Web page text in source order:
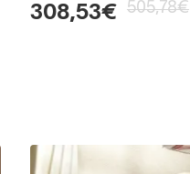
308,53€ 505,78€